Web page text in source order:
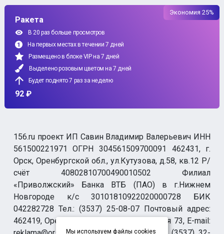
Ракета
В 20 раз больше просмотров
На первых местах в течении 7 дней
Размещено в блоке VIP на 7 дней
Выделено розовым цветом на 7 дней
Будет поднято 7 раз за неделю
92 ₽
Экономия 25%
156.ru проект ИП Савин Владимир Валерьевич ИНН
561500221971 ОГРН 304561509700091 462431, г.
Орск, Оренбургской обл., ул.Кутузова, д.58, кв.12 Р/
счёт 40802810700490010502 Филиал
«Приволжский» Банка ВТБ (ПАО) в г.Нижнем
Новгороде к/с 30101810922020000728 БИК
042282728 Тел.: (3537) 25-08-07 Почтовый адрес:
462419, Оренбургская обл., г. Орск-19 а/я 73, E-mail:
Мы используем файлы cookies